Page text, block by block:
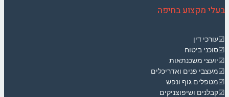
בעלי מקצוע בחיפה
☑עורכי דין
☑סוכני ביטוח
☑יועצי משכנתאות
☑מעצבי פנים ואדריכלים
☑מטפלים גוף ונפש
☑קבלנים ושיפוצניקים